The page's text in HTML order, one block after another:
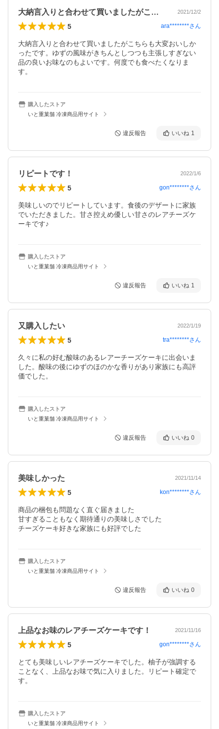
大納言入りと合わせて買いましたがこちら… 2021/12/2
5 ara********さん
大納言入りと合わせて買いましたがこちらも大変おいしか
ったです。ゆずの風味がきちんとしつつも主張しすぎない
品の良いお味なのもよいです。何度でも食べたくなりま
す。
購入したストア
いと重菓舗 冷凍商品用サイト
違反報告 いいね 1
リピートです！ 2022/1/6
5 gon********さん
美味しいのでリピートしています。食後のデザートに家族
でいただきました。甘さ控えめ優しい甘さのレアチーズケ
ーキです♪
購入したストア
いと重菓舗 冷凍商品用サイト
違反報告 いいね 1
又購入したい 2022/1/19
5 tra********さん
久々に私の好む酸味のあるレアーチーズケーキに出会いま
した。酸味の後にゆずのほのかな香りがあり家族にも高評
価でした。
購入したストア
いと重菓舗 冷凍商品用サイト
違反報告 いいね 0
美味しかった 2021/11/14
5 kon********さん
商品の梱包も問題なく直ぐ届きました
甘すぎることもなく期待通りの美味しさでした
チーズケーキ好きな家族にも好評でした
購入したストア
いと重菓舗 冷凍商品用サイト
違反報告 いいね 0
上品なお味のレアチーズケーキです！ 2021/11/16
5 gon********さん
とても美味しいレアチーズケーキでした。柚子が強調する
ことなく、上品なお味で気に入りました。リピート確定で
す。
購入したストア
いと重菓舗 冷凍商品用サイト